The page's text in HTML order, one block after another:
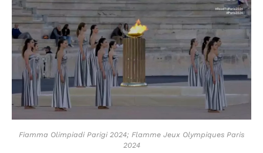
Fiamma Olimpiadi Parigi 2024; Flamme Jeux Olympiques Paris
2024